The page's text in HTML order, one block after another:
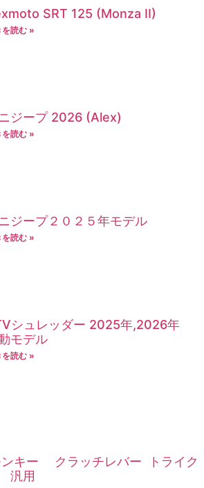
SRT 125 (Monza II)
を読む »
ジープ 2026 (Alex)
を読む »
ジープ２０２５年モデル
を読む »
シュレッダー 2025年,2026年
モデル
を読む »
ンキー クラッチレバー トライク
汎用